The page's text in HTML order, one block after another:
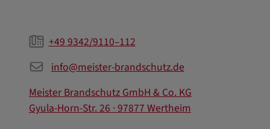
+49 9342/9110–112
info@meister-brandschutz.de
Meister Brandschutz GmbH & Co. KG
Gyula-Horn-Str. 26 · 97877 Wertheim